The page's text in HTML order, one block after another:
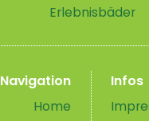
Erlebnisbäder
Navigation
Home
Infos